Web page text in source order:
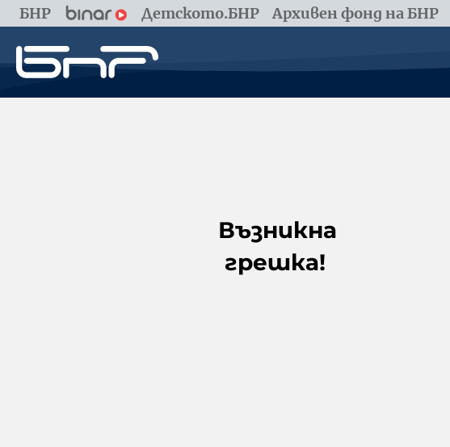
БНР Детското.БНР Архивен фонд на БНР
Възникна
грешка!